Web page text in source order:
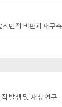
민적 비판과 재구축
발생 및 재생 연구